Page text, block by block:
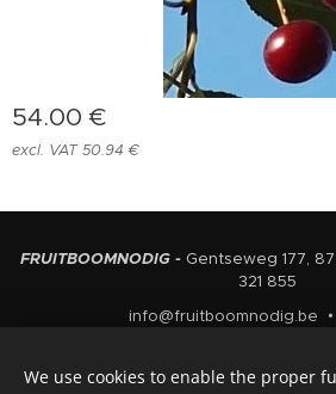
54.00 €
excl. VAT 50.94 €
FRUITBOOMNODIG -Gentseweg 177,
321 855
info@fruitboomnodig.be
We use cookies to enable the proper